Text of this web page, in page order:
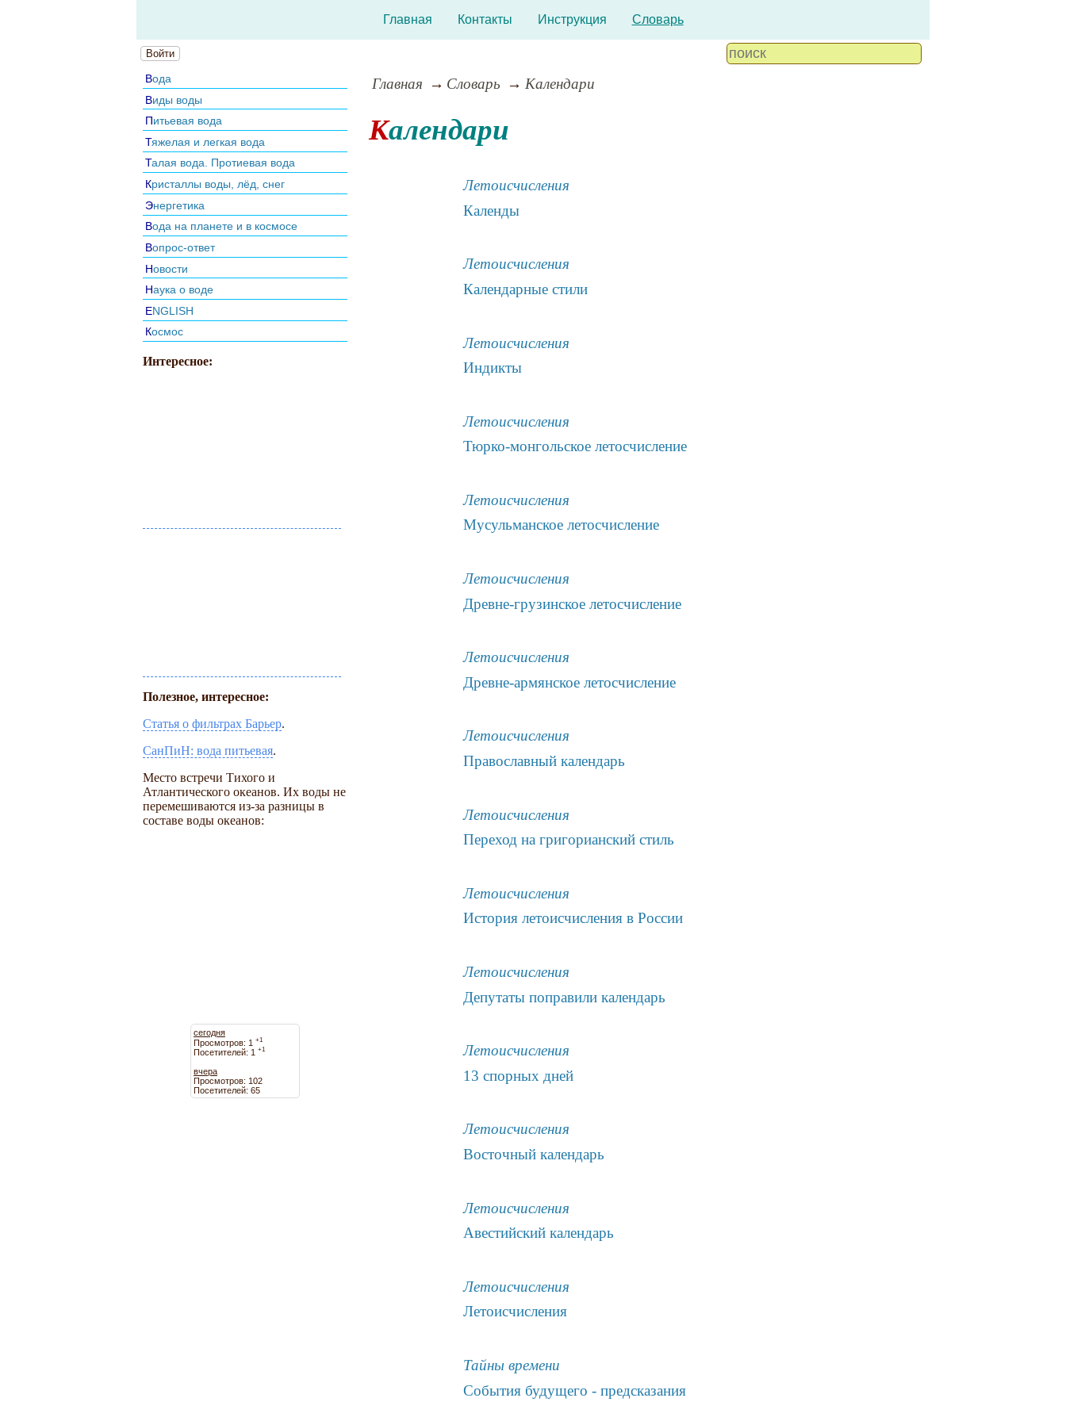
Главная Контакты Инструкция Словарь
Войти
Вода
Виды воды
Питьевая вода
Тяжелая и легкая вода
Талая вода. Протиевая вода
Кристаллы воды, лёд, снег
Энергетика
Вода на планете и в космосе
Вопрос-ответ
Новости
Наука о воде
ENGLISH
Космос
Интересное:
Полезное, интересное:
Статья о фильтрах Барьер.
СанПиН: вода питьевая.
Место встречи Тихого и
Атлантического океанов. Их воды не
перемешиваются из-за разницы в
составе воды океанов:
сегодня
Просмотров: 1 +1
Посетителей: 1 +1
вчера
Просмотров: 102
Посетителей: 65
Главная Словарь Календари
Календари
Летоисчисления
Календы
Летоисчисления
Календарные стили
Летоисчисления
Индикты
Летоисчисления
Тюрко-монгольское летосчисление
Летоисчисления
Мусульманское летосчисление
Летоисчисления
Древне-грузинское летосчисление
Летоисчисления
Древне-армянское летосчисление
Летоисчисления
Православный календарь
Летоисчисления
Переход на григорианский стиль
Летоисчисления
История летоисчисления в России
Летоисчисления
Депутаты поправили календарь
Летоисчисления
13 спорных дней
Летоисчисления
Восточный календарь
Летоисчисления
Авестийский календарь
Летоисчисления
Летоисчисления
Тайны времени
События будущего - предсказания